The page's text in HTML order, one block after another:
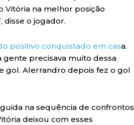
Vitória na melhor posição
disse o jogador.
positivo conquistado em casa.
gente precisava muito dessa
gol. Alerrandro depois fez o gol
na sequência de confrontos
deixou com esses